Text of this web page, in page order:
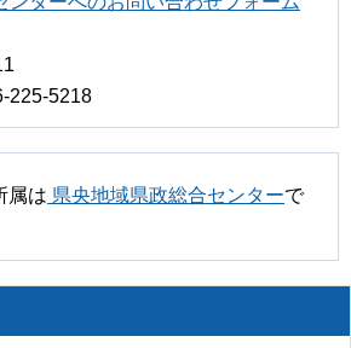
225-5218
属は 県央地域県政総合センターで